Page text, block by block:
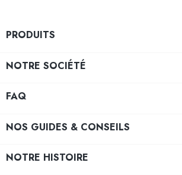
PRODUITS
NOTRE SOCIÉTÉ
FAQ
NOS GUIDES & CONSEILS
NOTRE HISTOIRE